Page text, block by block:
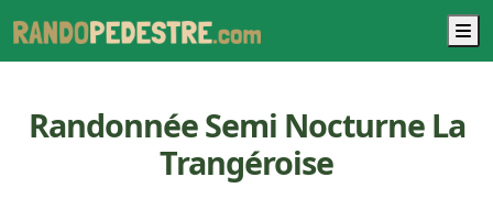
Randonnée Semi Nocturne La
Trangéroise